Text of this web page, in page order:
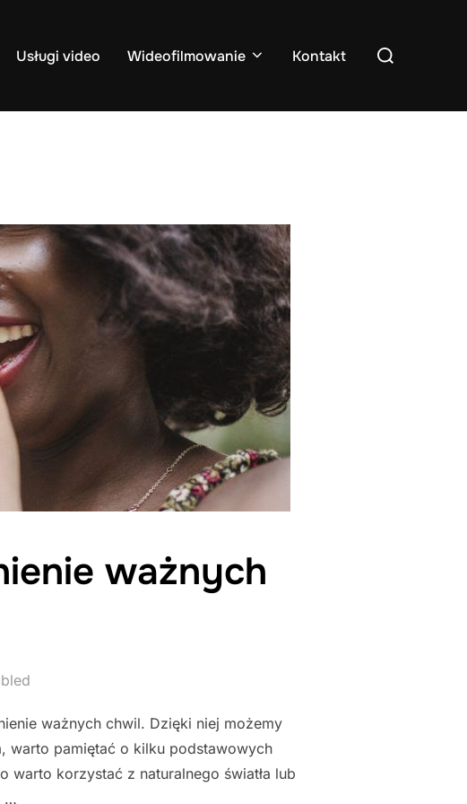
Usługi video Wideofilmowanie Kontakt
Search
ważnych
ważnych chwil. Dzięki niej możemy
warto pamiętać o kilku podstawowych
korzystać z naturalnego światła lub
…